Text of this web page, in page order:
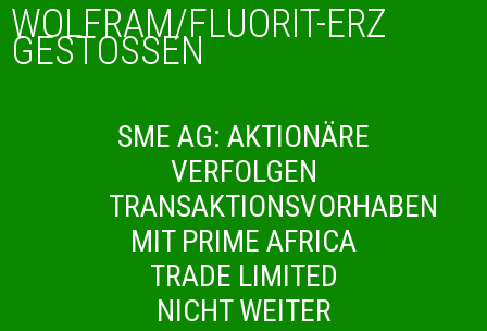
WOLFRAM/FLUORIT-ERZ
GESTOSSEN
SME AG: AKTIONÄRE
VERFOLGEN
TRANSAKTIONSVORHABEN
MIT PRIME AFRICA
TRADE LIMITED
NICHT WEITER